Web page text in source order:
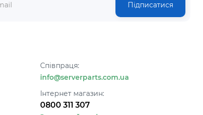
Підписатися
Співпраця:
info@serverparts.com.ua
Інтернет магазин:
0800 311 307